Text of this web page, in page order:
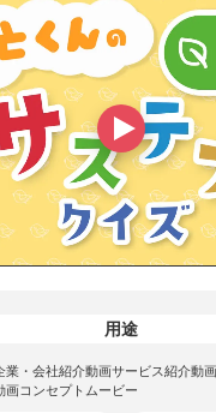
用途
業・会社紹介動画サービス紹介動画
画コンセプトムービー